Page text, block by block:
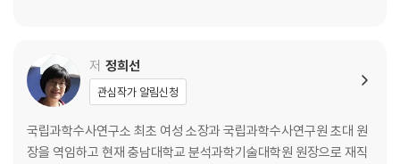
저 정희선
관심작가 알림신청
국립과학수사연구소 최초 여성 소장과 국립과학수사연구원 초대 원
장을 역임하고 현재 충남대학교 분석과학기술대학원 원장으로 재직